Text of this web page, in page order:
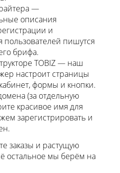
—
описания
и
пользователей пишутся
брифа.
TOBIZ — наш
настроит страницы
формы и кнопки.
(за отдельную
красивое имя для
зарегистрировать и
заказы и растущую
остальное мы берём на